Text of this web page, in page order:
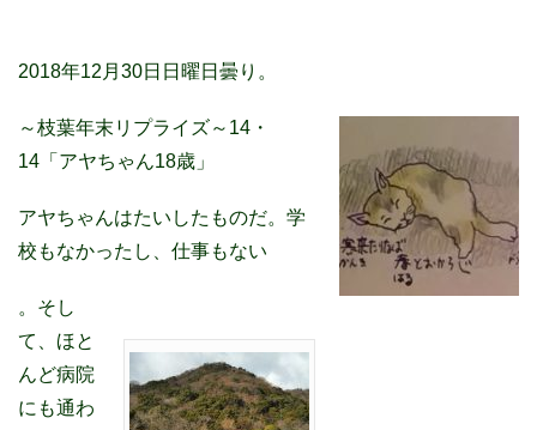
2018年12月30日日曜日曇り。
～枝葉年末リプライズ～14・
14「アヤちゃん18歳」
アヤちゃんはたいしたものだ。学
校もなかったし、仕事もない
。そし
て、ほと
んど病院
にも通わ